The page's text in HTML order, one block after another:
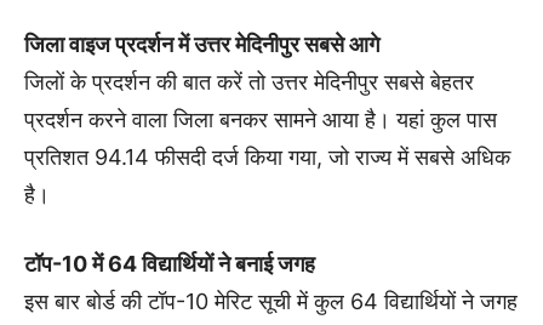
जिला वाइज प्रदर्शन में उत्तर मेदिनीपुर सबसे आगे
जिलों के प्रदर्शन की बात करें तो उत्तर मेदिनीपुर सबसे बेहतर
प्रदर्शन करने वाला जिला बनकर सामने आया है। यहां कुल पास
प्रतिशत 94.14 फीसदी दर्ज किया गया, जो राज्य में सबसे अधिक
है।
टॉप-10 में 64 विद्यार्थियों ने बनाई जगह
इस बार बोर्ड की टॉप-10 मेरिट सूची में कुल 64 विद्यार्थियों ने जगह